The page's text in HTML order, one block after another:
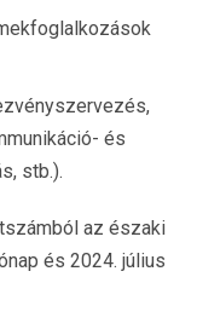
és
stb.).
az északi
és 2024. július